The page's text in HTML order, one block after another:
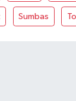
Sumbas